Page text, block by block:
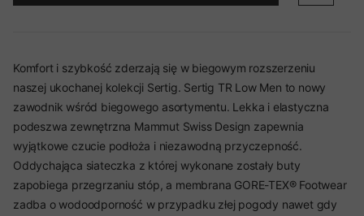
Komfort i szybkość zderzają się w biegowym rozszerzeniu
naszej ukochanej kolekcji Sertig. Sertig TR Low Men to nowy
zawodnik wśród biegowego asortymentu. Lekka i elastyczna
podeszwa zewnętrzna Mammut Swiss Design zapewnia
wyjątkowe czucie podłoża i niezawodną przyczepność.
Oddychająca siateczka z której wykonane zostały buty
zapobiega przegrzaniu stóp, a membrana GORE-TEX® Footwear
zadba o wodoodporność w przypadku złej pogody nawet gdy